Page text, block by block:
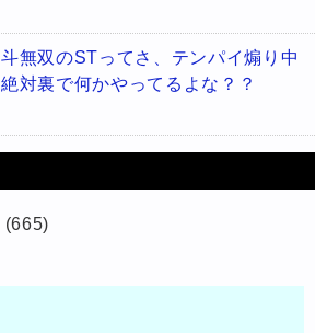
無双のSTってさ、テンパイ煽り中
対裏で何かやってるよな？？
(665)